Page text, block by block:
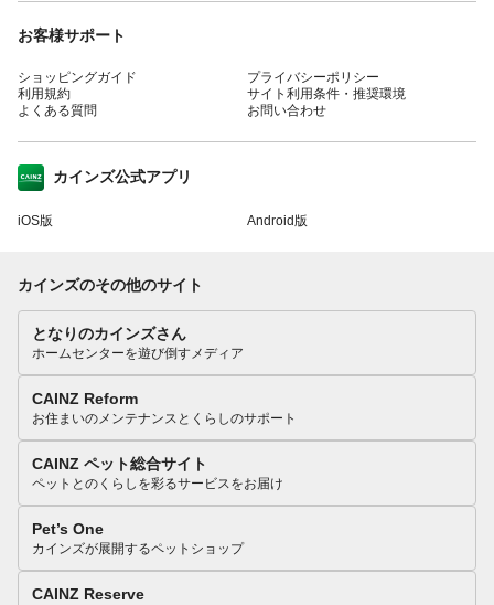
お客様サポート
ショッピングガイド
利用規約
よくある質問
プライバシーポリシー
サイト利用条件・推奨環境
お問い合わせ
カインズ公式アプリ
iOS版 Android版
カインズのその他のサイト
となりのカインズさん
ホームセンターを遊び倒すメディア
CAINZ Reform
お住まいのメンテナンスとくらしのサポート
CAINZ ペット総合サイト
ペットとのくらしを彩るサービスをお届け
Pet’s One
カインズが展開するペットショップ
CAINZ Reserve